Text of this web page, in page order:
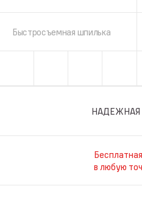
Быстросъемная шпилька
НАДЕЖНАЯ
в любую